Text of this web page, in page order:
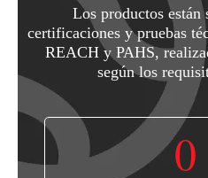
Los productos están
certificaciones y pruebas
REACH y PAHS,
según los
0